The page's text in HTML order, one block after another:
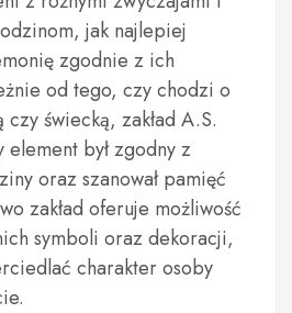
jak najlepiej
zgodnie z ich
od tego, czy chodzi o
świecką, zakład A.S.
był zgodny z
oraz szanował pamięć
zakład oferuje możliwość
symboli oraz dekoracji,
charakter osoby